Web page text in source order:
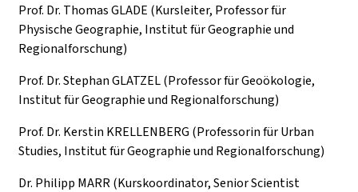
Prof. Dr. Thomas GLADE (Kursleiter, Professor für
Physische Geographie, Institut für Geographie und
Regionalforschung)
Prof. Dr. Stephan GLATZEL (Professor für Geoökologie,
Institut für Geographie und Regionalforschung)
Prof. Dr. Kerstin KRELLENBERG (Professorin für Urban
Studies, Institut für Geographie und Regionalforschung)
Dr. Philipp MARR (Kurskoordinator, Senior Scientist